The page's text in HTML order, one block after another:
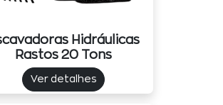
Hidráulicas
Rastos 20 Tons
Ver detalhes